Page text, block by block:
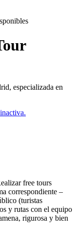
especializada en
free tours
correspondiente –
(turistas
y rutas con el equipo
rigurosa y bien